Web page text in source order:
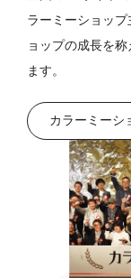
ラーミーショッ
ョップの成長を
ます。
カラーミーシ